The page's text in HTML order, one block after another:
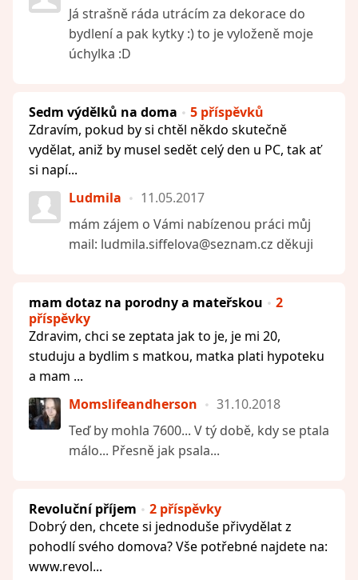
Já strašně ráda utrácím za dekorace do
bydlení a pak kytky :) to je vyloženě moje
úchylka :D
Sedm výdělků na doma
5 příspěvků
Zdravím, pokud by si chtěl někdo skutečně
vydělat, aniž by musel sedět celý den u PC, tak ať
si napí...
Ludmila
11.05.2017
mám zájem o Vámi nabízenou práci můj
mail: ludmila.siffelova@seznam.cz děkuji
mam dotaz na porodny a mateřskou
2
příspěvky
Zdravim, chci se zeptata jak to je, je mi 20,
studuju a bydlim s matkou, matka plati hypoteku
a mam ...
Momslifeandherson
31.10.2018
Teď by mohla 7600... V tý době, kdy se ptala
málo... Přesně jak psala...
Revoluční příjem
2 příspěvky
Dobrý den, chcete si jednoduše přivydělat z
pohodlí svého domova? Vše potřebné najdete na:
www.revol...